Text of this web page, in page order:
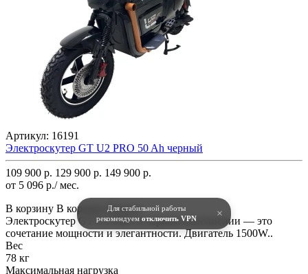
Для стабильной работы
рекомендуем отключить VPN ×
Артикул: 16191
Электроскутер GT U2 PRO 50 Ah черный
109 900 р. 129 900 р. 149 900 р.
от 5 096 р./ мес.
В корзину В корзину
Купить
Электроскутер GT U2 PRO в черном исполнении — это
сочетание мощности и элегантности. Двигатель 1500W..
Вес
78 кг
Максимальная нагрузка